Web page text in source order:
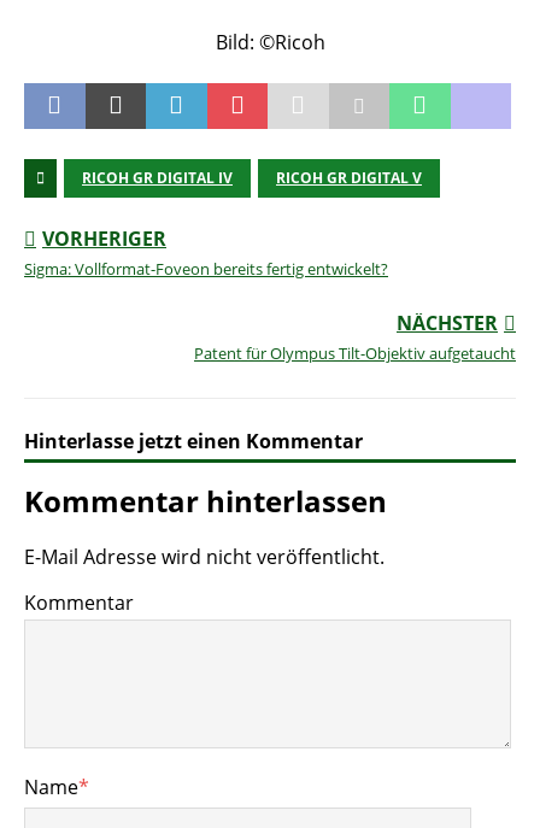
Bild: ©Ricoh
RICOH GR DIGITAL IV RICOH GR DIGITAL V
VORHERIGER
Sigma: Vollformat-Foveon bereits fertig entwickelt?
NÄCHSTER
Patent für Olympus Tilt-Objektiv aufgetaucht
Hinterlasse jetzt einen Kommentar
Kommentar hinterlassen
E-Mail Adresse wird nicht veröffentlicht.
Kommentar
Name*